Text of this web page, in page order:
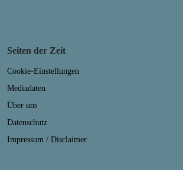
Seiten der Zeit
Cookie-Einstellungen
Mediadaten
Über uns
Datenschutz
Impressum / Disclaimer